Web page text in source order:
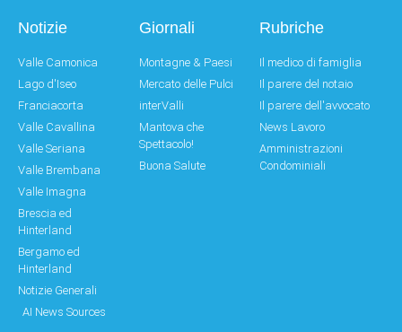
Notizie
Valle Camonica
Lago d'Iseo
Franciacorta
Valle Cavallina
Valle Seriana
Valle Brembana
Valle Imagna
Brescia ed
Hinterland
Bergamo ed
Hinterland
Notizie Generali
AI News Sources
Giornali
Montagne & Paesi
Mercato delle Pulci
interValli
Mantova che
Spettacolo!
Buona Salute
Rubriche
Il medico di famiglia
Il parere del notaio
Il parere dell'avvocato
News Lavoro
Amministrazioni
Condominiali